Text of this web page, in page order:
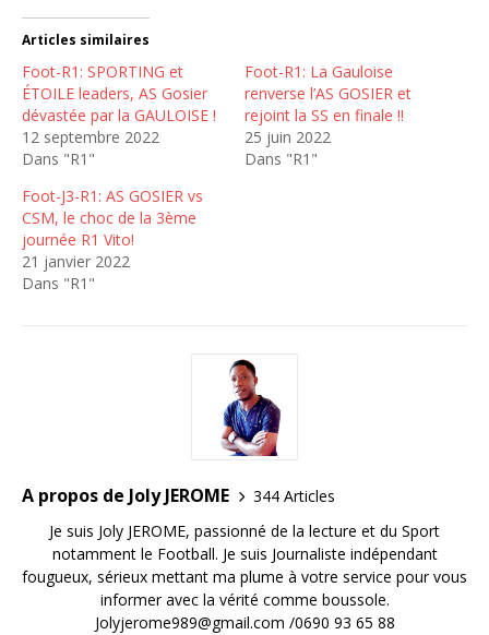
Articles similaires
Foot-R1: SPORTING et
ÉTOILE leaders, AS Gosier
dévastée par la GAULOISE !
12 septembre 2022
Dans "R1"
Foot-R1: La Gauloise
renverse l’AS GOSIER et
rejoint la SS en finale !!
25 juin 2022
Dans "R1"
Foot-J3-R1: AS GOSIER vs
CSM, le choc de la 3ème
journée R1 Vito!
21 janvier 2022
Dans "R1"
A propos de Joly JEROME
344 Articles
Je suis Joly JEROME, passionné de la lecture et du Sport
notamment le Football. Je suis Journaliste indépendant
fougueux, sérieux mettant ma plume à votre service pour vous
informer avec la vérité comme boussole.
Jolyjerome989@gmail.com /0690 93 65 88